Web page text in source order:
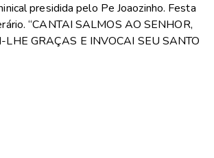
presidida pelo Pe Joaozinho. Festa
“CANTAI SALMOS AO SENHOR,
LHE GRAÇAS E INVOCAI SEU SANTO